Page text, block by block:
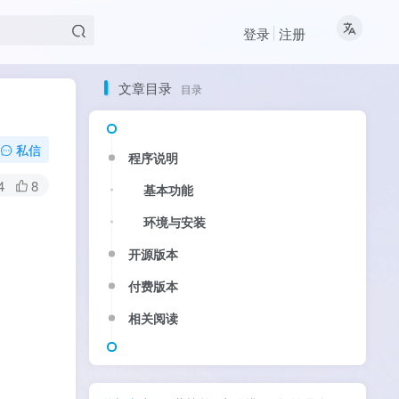
登录 注册
私信
8
文章目录 目录
程序说明
基本功能
环境与安装
开源版本
付费版本
相关阅读